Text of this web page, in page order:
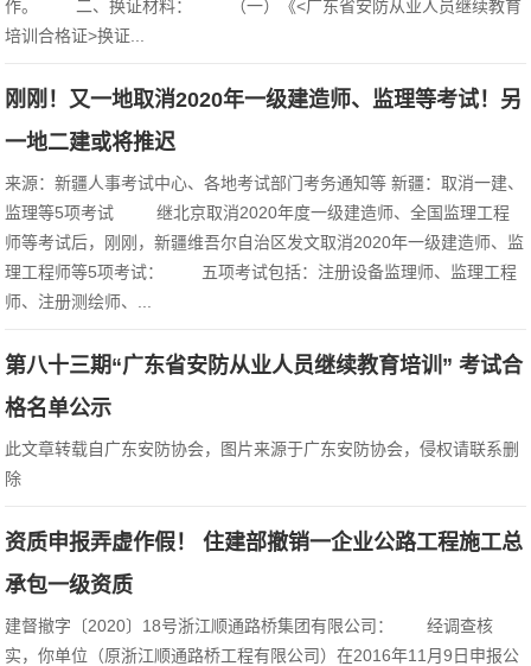
作。 二、换证材料： （一）《<广东省安防从业人员继续教育
培训合格证>换证...
刚刚！又一地取消2020年一级建造师、监理等考试！另
一地二建或将推迟
来源：新疆人事考试中心、各地考试部门考务通知等 新疆：取消一建、
监理等5项考试 继北京取消2020年度一级建造师、全国监理工程
师等考试后，刚刚，新疆维吾尔自治区发文取消2020年一级建造师、监
理工程师等5项考试： 五项考试包括：注册设备监理师、监理工程
师、注册测绘师、...
第八十三期“广东省安防从业人员继续教育培训” 考试合
格名单公示
此文章转载自广东安防协会，图片来源于广东安防协会，侵权请联系删
除
资质申报弄虚作假！ 住建部撤销一企业公路工程施工总
承包一级资质
建督撤字〔2020〕18号浙江顺通路桥集团有限公司： 经调查核
实，你单位（原浙江顺通路桥工程有限公司）在2016年11月9日申报公